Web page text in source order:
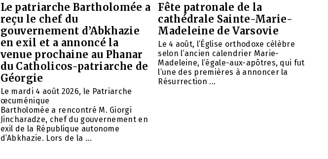
Le patriarche Bartholomée a
reçu le chef du
gouvernement d’Abkhazie
en exil et a annoncé la
venue prochaine au Phanar
du Catholicos-patriarche de
Géorgie
Le mardi 4 août 2026, le Patriarche
œcuménique
Bartholomée a rencontré M. Giorgi
Jincharadze, chef du gouvernement en
exil de la République autonome
d’Abkhazie. Lors de la ...
Fête patronale de la
cathédrale Sainte-Marie-
Madeleine de Varsovie
Le 4 août, l’Église orthodoxe célèbre
selon l’ancien calendrier Marie-
Madeleine, l’égale-aux-apôtres, qui fut
l’une des premières à annoncer la
Résurrection ...